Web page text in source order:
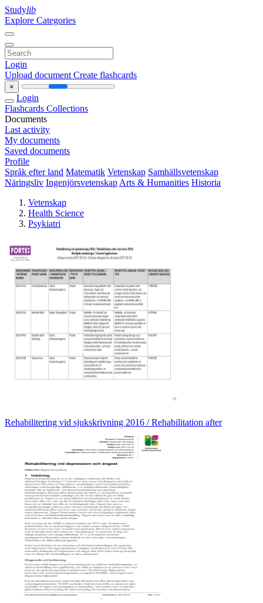
Studylib
Explore Categories
Login
Upload document Create flashcards
×
Login
Flashcards Collections
Documents
Last activity
My documents
Saved documents
Profile
Språk efter land Matematik Vetenskap Samhällsvetenskap
Näringsliv Ingenjörsvetenskap Arts & Humanities Historia
Vetenskap
Health Science
Psykiatri
Rehabilitering vid sjukskrivning 2016 / Rehabilitation after